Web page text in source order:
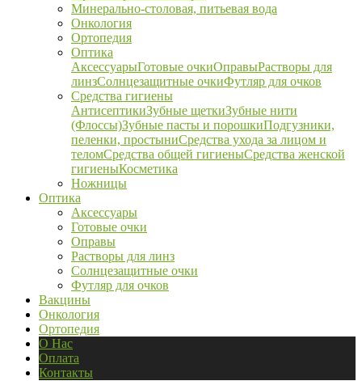
Минерально-столовая, питьевая вода
Онкология
Ортопедия
Оптика
АксессуарыГотовые очкиОправыРастворы для
линзСолнцезащитные очкиФутляр для очков
Средства гигиены
АнтисептикиЗубные щеткиЗубные нити
(Флоссы)Зубные пасты и порошкиПодгузники,
пеленки, простыниСредства ухода за лицом и
теломСредства общей гигиеныСредства женской
гигиеныКосметика
Ножницы
Оптика
Аксессуары
Готовые очки
Оправы
Растворы для линз
Солнцезащитные очки
Футляр для очков
Вакцины
Онкология
Ортопедия
О Нас
Оплата
Контакты